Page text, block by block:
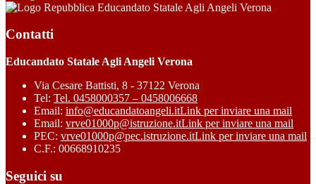
Educandato Statale Agli Angeli Verona
Contatti
Educandato Statale Agli Angeli Verona
Via Cesare Battisti, 8 - 37122 Verona
Tel: Tel. 0458000357 – 0458006668
Email: info@educandatoangeli.itLink per inviare una mail
Email: vrve01000p@istruzione.itLink per inviare una mail
PEC: vrve01000p@pec.istruzione.itLink per inviare una mail
C.F.: 00668910235
Seguici su